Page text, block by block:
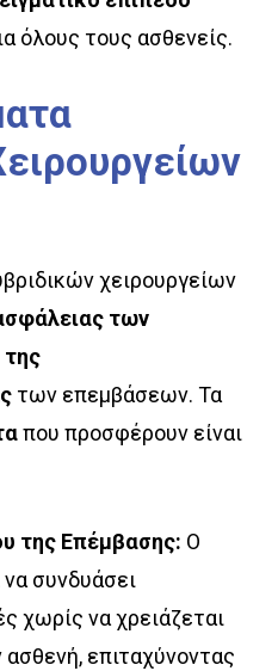
όλους τους ασθενείς.
χειρουργείων
των
της
των επεμβάσεων. Τα
που προσφέρουν είναι
της Επέμβασης: Ο
συνδυάσει
χωρίς να χρειάζεται
ασθενή, επιταχύνοντας